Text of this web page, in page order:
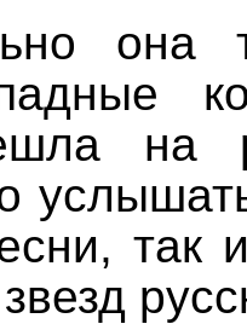
она
на
так